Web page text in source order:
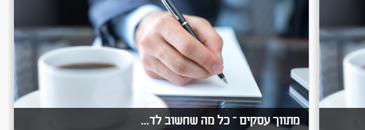
מתווך עסקים – כל מה שחשוב לד...